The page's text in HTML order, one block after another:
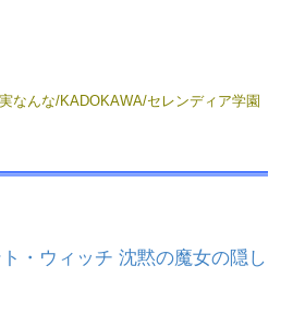
なんな/KADOKAWA/セレンディア学園
・ウィッチ 沈黙の魔女の隠し